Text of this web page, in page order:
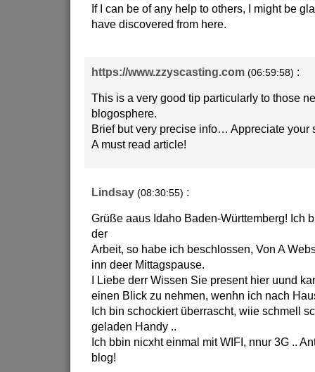
If I can be of any help to others, I might be
have discovered from here.
https://www.zzyscasting.com (06:59:58) :
This is a very good tip particularly to those
blogosphere.
Brief but very precise info… Appreciate your
A must read article!
Lindsay (08:30:55) :
Grüße aaus Idaho Baden-Württemberg! Ich
der
Arbeit, so habe ich beschlossen, Von A
inn deer Mittagspause.
I Liebe derr Wissen Sie present hier uund
einen Blick zu nehmen, wenhn ich nach
Ich bin schockiert überrascht, wiie schmell
geladen Handy ..
Ich bbin nicxht einmal mit WIFI, nnur 3G ..
blog!